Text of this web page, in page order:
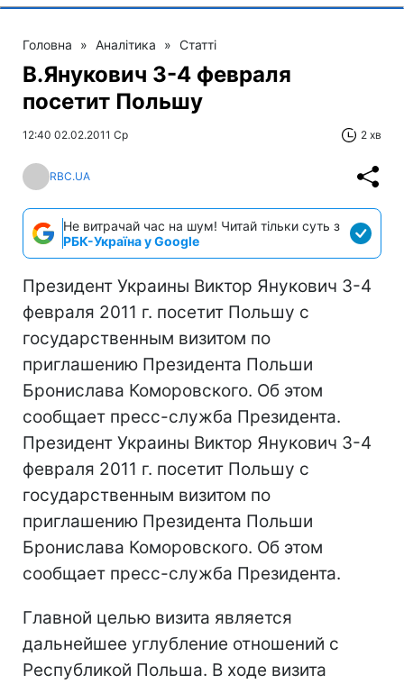
Головна » Аналітика » Статті
В.Янукович 3-4 февраля
посетит Польшу
12:40 02.02.2011 Ср 2 хв
RBC.UA
Не витрачай час на шум! Читай тільки суть з
РБК-Україна у Google
Президент Украины Виктор Янукович 3-4
февраля 2011 г. посетит Польшу с
государственным визитом по
приглашению Президента Польши
Бронислава Коморовского. Об этом
сообщает пресс-служба Президента.
Президент Украины Виктор Янукович 3-4
февраля 2011 г. посетит Польшу с
государственным визитом по
приглашению Президента Польши
Бронислава Коморовского. Об этом
сообщает пресс-служба Президента.
Главной целью визита является
дальнейшее углубление отношений с
Республикой Польша. В ходе визита